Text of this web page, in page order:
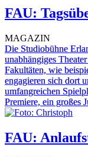
FAU:
MAGAZIN
Die Studiobühne
unabhängiges
Fakultäten, wie
engagieren sich dort
umfangreichen
Premiere, ein großes
FAU: